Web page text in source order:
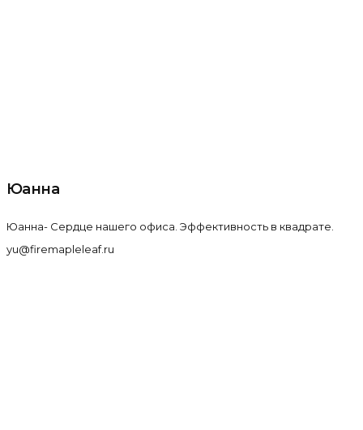
Юанна
Юанна- Сердце нашего офиса. Эффективность в квадрате.
yu@firemapleleaf.ru